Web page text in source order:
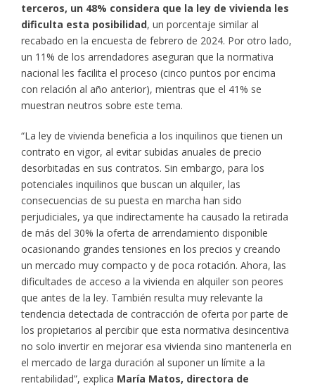
terceros, un 48% considera que la ley de vivienda les
dificulta esta posibilidad, un porcentaje similar al
recabado en la encuesta de febrero de 2024. Por otro lado,
un 11% de los arrendadores aseguran que la normativa
nacional les facilita el proceso (cinco puntos por encima
con relación al año anterior), mientras que el 41% se
muestran neutros sobre este tema.
“La ley de vivienda beneficia a los inquilinos que tienen un
contrato en vigor, al evitar subidas anuales de precio
desorbitadas en sus contratos. Sin embargo, para los
potenciales inquilinos que buscan un alquiler, las
consecuencias de su puesta en marcha han sido
perjudiciales, ya que indirectamente ha causado la retirada
de más del 30% la oferta de arrendamiento disponible
ocasionando grandes tensiones en los precios y creando
un mercado muy compacto y de poca rotación. Ahora, las
dificultades de acceso a la vivienda en alquiler son peores
que antes de la ley. También resulta muy relevante la
tendencia detectada de contracción de oferta por parte de
los propietarios al percibir que esta normativa desincentiva
no solo invertir en mejorar esa vivienda sino mantenerla en
el mercado de larga duración al suponer un límite a la
rentabilidad”, explica María Matos, directora de